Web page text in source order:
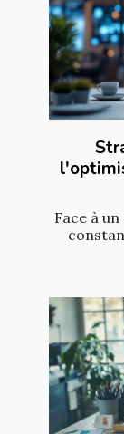
Face à